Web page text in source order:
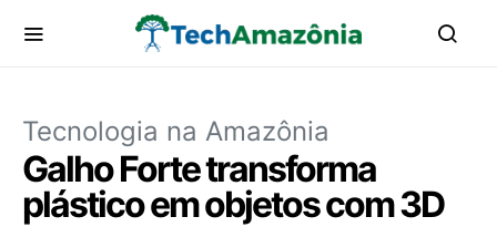
Tecnologia na Amazônia
Galho Forte transforma
plástico em objetos com 3D